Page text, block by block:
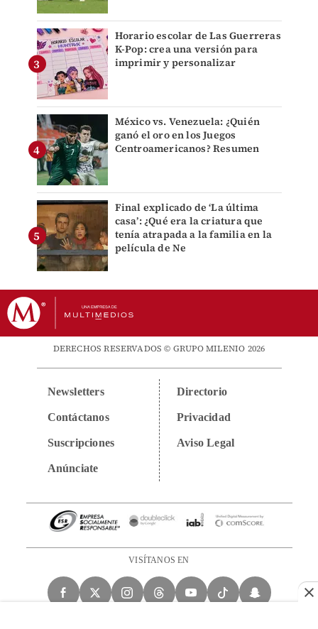
Horario escolar de Las Guerreras
K-Pop: crea una versión para
imprimir y personalizar
México vs. Venezuela: ¿Quién
ganó el oro en los Juegos
Centroamericanos? Resumen
Final explicado de ‘La última
casa’: ¿Qué era la criatura que
tenía atrapada a la familia en la
película de Ne
DERECHOS RESERVADOS © GRUPO MILENIO 2026
Newsletters
Contáctanos
Suscripciones
Anúnciate
Directorio
Privacidad
Aviso Legal
VISÍTANOS EN